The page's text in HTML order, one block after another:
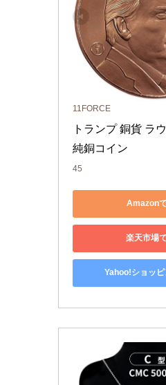
11FORCE
トランプ 銅貨 ラ
純銅コイン
45
Amazon
楽天市場
Yahoo!ショッ